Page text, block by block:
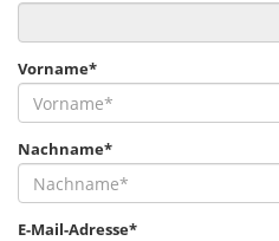
Vorname*
Nachname*
E-Mail-Adresse*